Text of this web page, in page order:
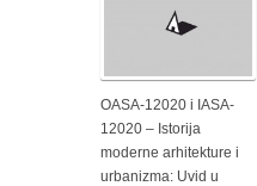
OASA-12020 i IASA-
12020 – Istorija
moderne arhitekture i
urbanizma: Uvid u